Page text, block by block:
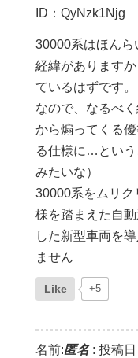
ID：QyNzk1Njg
30000系はほんら
経緯があります
ているはずです。
なので、なるべ
から煽ってくる
る仕様に…という
みたいな）
30000系をムリ
様を踏まえた自
した新型車両を
ません
Like +5
名前:匿名: 投稿